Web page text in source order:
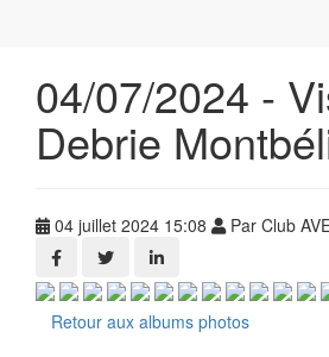
04/07/2024 -
Debrie
04 juillet 2024 15:08 Par Club
Retour aux albums photos